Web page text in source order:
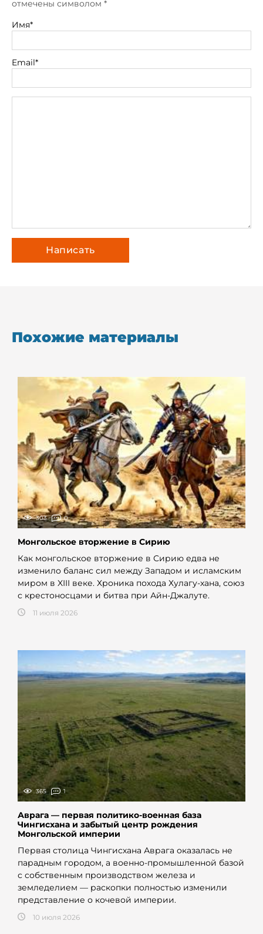
отмечены символом *
Имя*
Email*
Похожие материалы
303 0
Монгольское вторжение в Сирию
Как монгольское вторжение в Сирию едва не
изменило баланс сил между Западом и исламским
миром в XIII веке. Хроника похода Хулагу-хана, союз
с крестоносцами и битва при Айн-Джалуте.
11 июля 2026
365 1
Аврага — первая политико-военная база
Чингисхана и забытый центр рождения
Монгольской империи
Первая столица Чингисхана Аврага оказалась не
парадным городом, а военно-промышленной базой
с собственным производством железа и
земледелием — раскопки полностью изменили
представление о кочевой империи.
10 июля 2026